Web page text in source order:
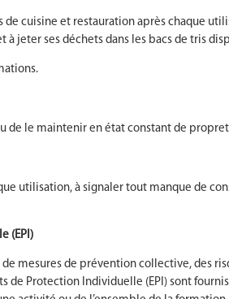
cuisine et restauration après chaque
jeter ses déchets dans les bacs de tris
le maintenir en état constant de
utilisation, à signaler tout manque de
(EPI)
mesures de prévention collective, des
Protection Individuelle (EPI) sont